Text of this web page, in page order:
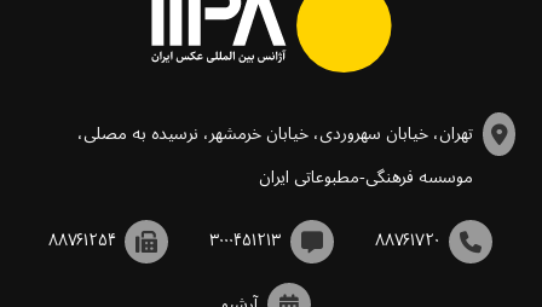
تهران، خیابان سهروردی، خیابان خرمشهر، نرسیده به مصلی،
موسسه فرهنگی-مطبوعاتی ایران
۸۸۷۶۱۷۲۰ ۳۰۰۰۴۵۱۲۱۳ ۸۸۷۶۱۲۵۴